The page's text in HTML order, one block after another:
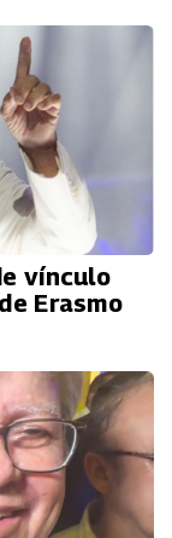
vínculo
Erasmo